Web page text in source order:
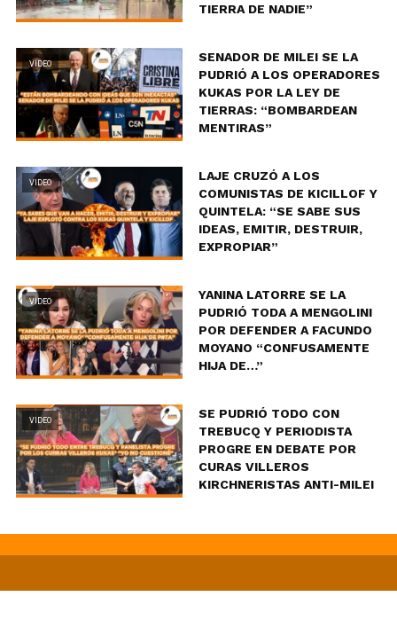
TIERRA DE NADIE”
VIDEO
SENADOR DE MILEI SE LA
PUDRIÓ A LOS OPERADORES
KUKAS POR LA LEY DE
TIERRAS: “BOMBARDEAN
MENTIRAS”
VIDEO
LAJE CRUZÓ A LOS
COMUNISTAS DE KICILLOF Y
QUINTELA: “SE SABE SUS
IDEAS, EMITIR, DESTRUIR,
EXPROPIAR”
VIDEO
YANINA LATORRE SE LA
PUDRIÓ TODA A MENGOLINI
POR DEFENDER A FACUNDO
MOYANO “CONFUSAMENTE
HIJA DE…”
VIDEO
SE PUDRIÓ TODO CON
TREBUCQ Y PERIODISTA
PROGRE EN DEBATE POR
CURAS VILLEROS
KIRCHNERISTAS ANTI-MILEI